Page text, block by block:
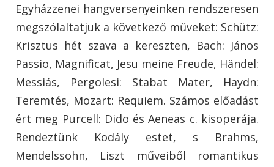
Egyházzenei hangversenyeinken rendszeresen
megszólaltatjuk a következő műveket: Schütz:
Krisztus hét szava a kereszten, Bach: János
Passio, Magnificat, Jesu meine Freude, Händel:
Messiás, Pergolesi: Stabat Mater, Haydn:
Teremtés, Mozart: Requiem. Számos előadást
ért meg Purcell: Dido és Aeneas c. kisoperája.
Rendeztünk Kodály estet, s Brahms,
Mendelssohn, Liszt műveiből romantikus